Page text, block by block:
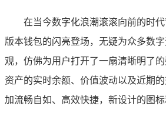
在当今数字化浪潮滚滚向前的时
版本钱包的闪亮登场，无疑为众多数
观，仿佛为用户打开了一扇清晰明了
资产的实时余额、价值波动以及近期
加流畅自如、高效快捷，新设计的图